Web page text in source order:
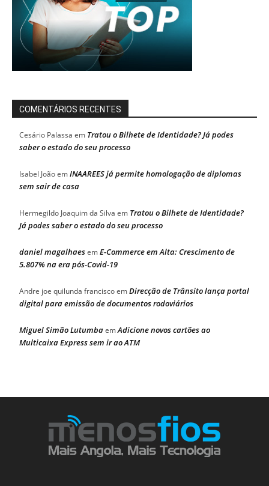
COMENTÁRIOS RECENTES
Cesário Palassa em Tratou o Bilhete de Identidade? Já podes
saber o estado do seu processo
Isabel JoãoemINAAREES já permite homologação de diplomas
sem sair de casa
Hermegildo Joaquim da Silva em Tratou o Bilhete de Identidade?
Já podes saber o estado do seu processo
daniel magalhaesemE-Commerce em Alta: Crescimento de
5.807% na era pós-Covid-19
Andre joe quilunda franciscoemDirecção de Trânsito lança portal
digital para emissão de documentos rodoviários
Miguel Simão LutumbaemAdicione novos cartões ao
Multicaixa Express sem ir ao ATM